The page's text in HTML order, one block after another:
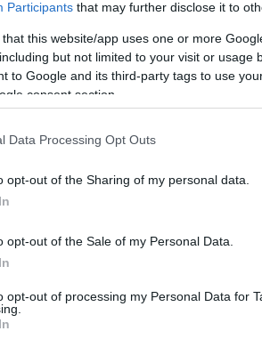
Participants that may further disclose it to
that this website/app uses one or more
but not limited to your visit or usage
to Google and its third-party tags to use
consent section.
Data Processing Opt Outs
opt-out of the Sharing of my personal data.
opt-out of the Sale of my Personal Data.
opt-out of processing my Personal Data for
φάουλ στο 85ο λεπτό
προσπάθεια στις
σχέση με πέρσι στην
έχασε μεγάλη ευκαιρία με
στο οριζόντιο δοκάρι